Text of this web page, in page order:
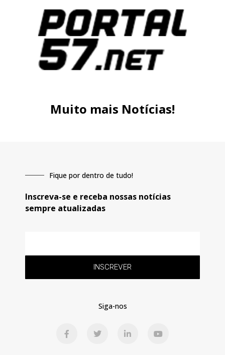
Muito mais Notícias!
Fique por dentro de tudo!
Inscreva-se e receba nossas notícias
sempre atualizadas
INSCREVER
Siga-nos
a
w
i
o